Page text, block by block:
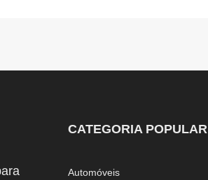
CATEGORIA POPULAR
Automóveis